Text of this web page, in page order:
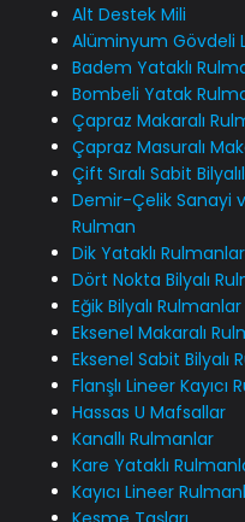
Alt Destek Mili
Alüminyum Gövdeli
Badem Yataklı
Bombeli Yatak
Çapraz Makaralı
Çapraz Masuralı
Çift Sıralı Sabit
Demir-Çelik Sanayi
Rulman
Dik Yataklı Rulmanlar
Dört Nokta Bilyalı
Eğik Bilyalı Rulmanlar
Eksenel Makaralı
Eksenel Sabit Bilyalı
Flanşlı Lineer Kayıcı
Hassas U Mafsallar
Kanallı Rulmanlar
Kare Yataklı
Kayıcı Lineer